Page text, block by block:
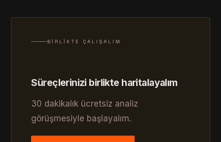
BIRLIKTE ÇALIŞALIM
Süreçlerinizi birlikte haritalayalım
30 dakikalık ücretsiz analiz
görüşmesiyle başlayalım.